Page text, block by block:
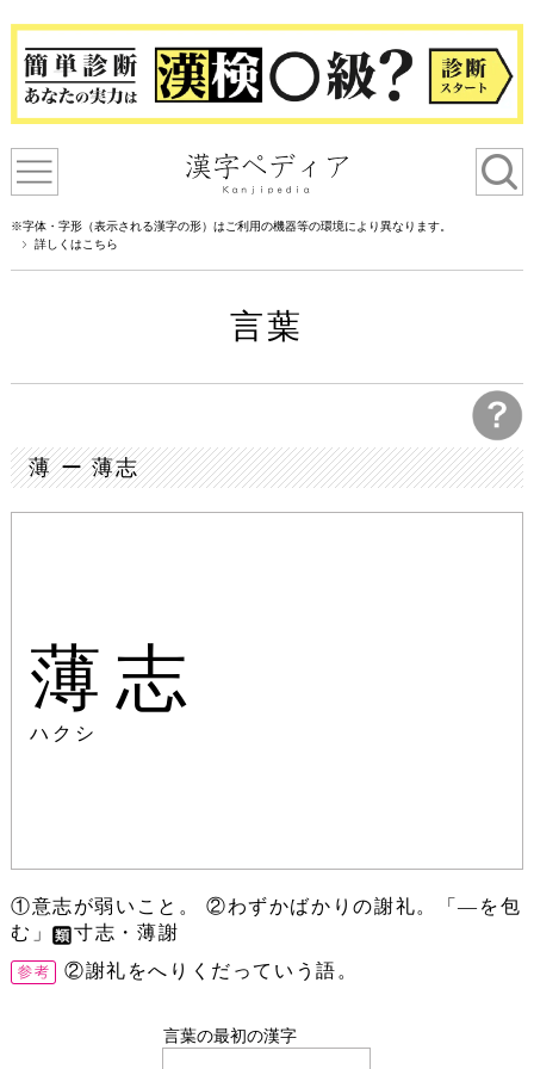
※字体・字形（表示される漢字の形）はご利用の機器等の環境により異なります。
詳しくはこちら
言葉
薄 ー 薄志
薄志
ハクシ
①意志が弱いこと。 ②わずかばかりの謝礼。「―を包
む」
寸志・薄謝
②謝礼をへりくだっていう語。
言葉の最初の漢字